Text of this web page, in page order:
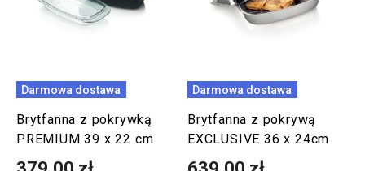
Darmowa dostawa
Brytfanna z pokrywką
PREMIUM 39 x 22 cm
Darmowa dostawa
Brytfanna z pokrywą
EXCLUSIVE 36 x 24cm